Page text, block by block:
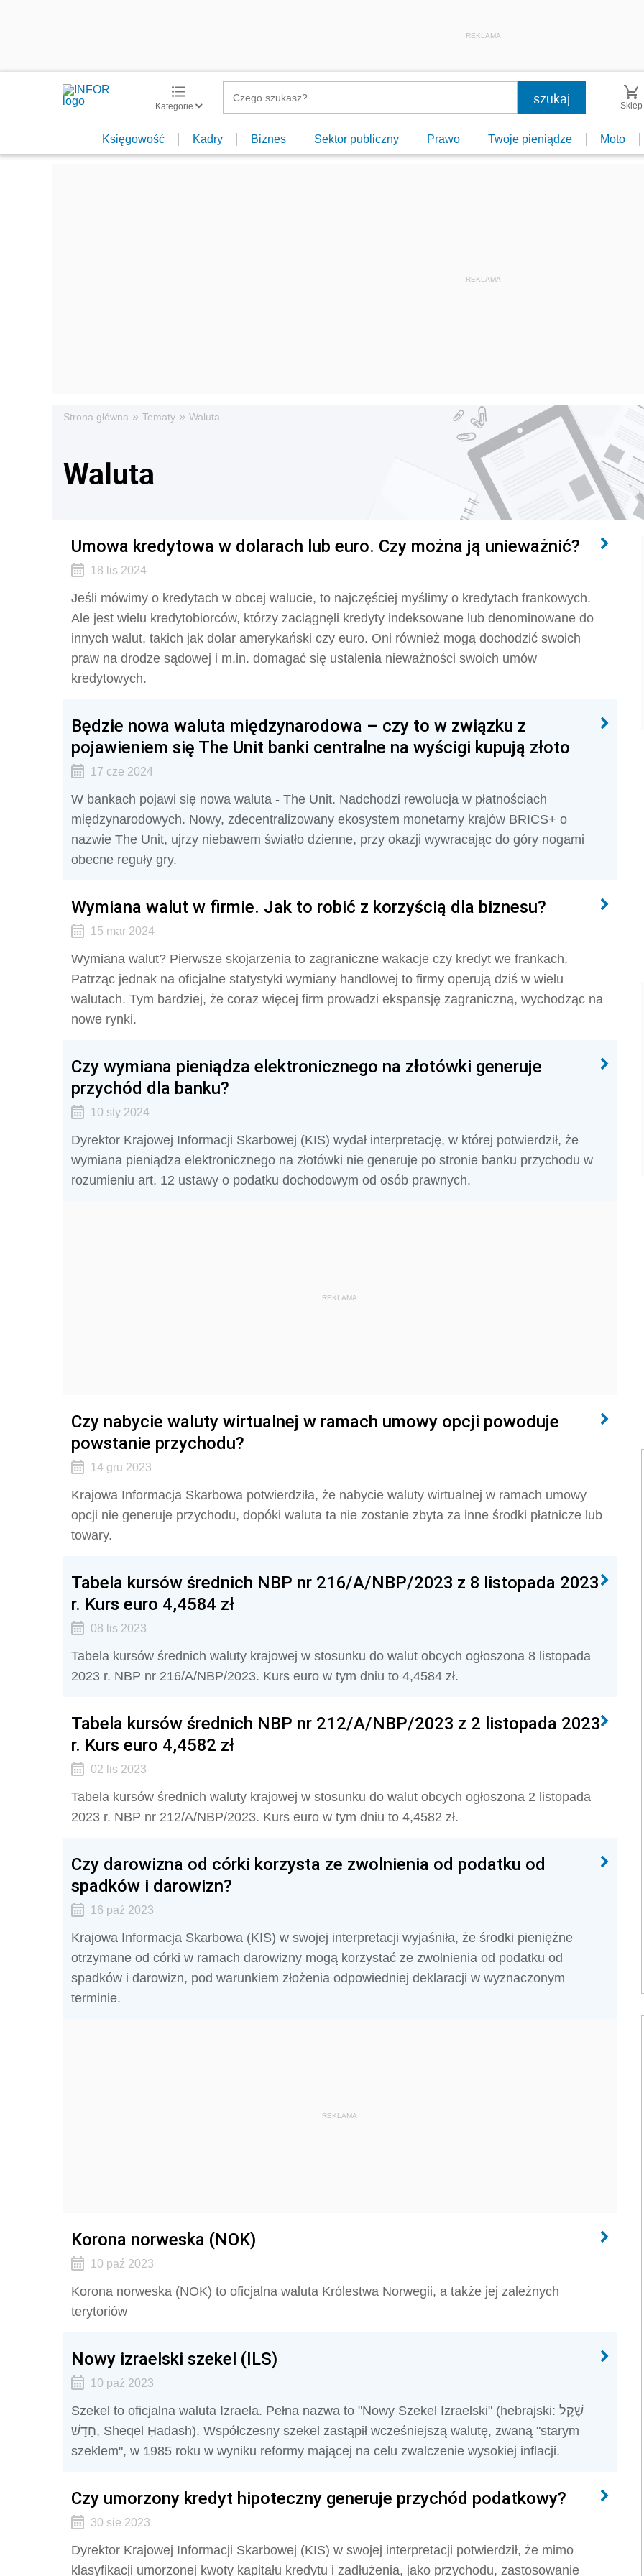
REKLAMA
Kategorie Sklep
Księgowość Kadry Biznes Sektor publiczny Prawo Twoje pieniądze Moto
Strona główna » Tematy » Waluta
Waluta
Umowa kredytowa w dolarach lub euro. Czy można ją unieważnić?
18 lis 2024
Jeśli mówimy o kredytach w obcej walucie, to najczęściej myślimy o kredytach frankowych.
Ale jest wielu kredytobiorców, którzy zaciągnęli kredyty indeksowane lub denominowane do
innych walut, takich jak dolar amerykański czy euro. Oni również mogą dochodzić swoich
praw na drodze sądowej i m.in. domagać się ustalenia nieważności swoich umów
kredytowych.
Będzie nowa waluta międzynarodowa – czy to w związku z
pojawieniem się The Unit banki centralne na wyścigi kupują złoto
17 cze 2024
W bankach pojawi się nowa waluta - The Unit. Nadchodzi rewolucja w płatnościach
międzynarodowych. Nowy, zdecentralizowany ekosystem monetarny krajów BRICS+ o
nazwie The Unit, ujrzy niebawem światło dzienne, przy okazji wywracając do góry nogami
obecne reguły gry.
Wymiana walut w firmie. Jak to robić z korzyścią dla biznesu?
15 mar 2024
Wymiana walut? Pierwsze skojarzenia to zagraniczne wakacje czy kredyt we frankach.
Patrząc jednak na oficjalne statystyki wymiany handlowej to firmy operują dziś w wielu
walutach. Tym bardziej, że coraz więcej firm prowadzi ekspansję zagraniczną, wychodząc na
nowe rynki.
Czy wymiana pieniądza elektronicznego na złotówki generuje
przychód dla banku?
10 sty 2024
Dyrektor Krajowej Informacji Skarbowej (KIS) wydał interpretację, w której potwierdził, że
wymiana pieniądza elektronicznego na złotówki nie generuje po stronie banku przychodu w
rozumieniu art. 12 ustawy o podatku dochodowym od osób prawnych.
REKLAMA
Czy nabycie waluty wirtualnej w ramach umowy opcji powoduje
powstanie przychodu?
14 gru 2023
Krajowa Informacja Skarbowa potwierdziła, że nabycie waluty wirtualnej w ramach umowy
opcji nie generuje przychodu, dopóki waluta ta nie zostanie zbyta za inne środki płatnicze lub
towary.
Tabela kursów średnich NBP nr 216/A/NBP/2023 z 8 listopada 2023
r. Kurs euro 4,4584 zł
08 lis 2023
Tabela kursów średnich waluty krajowej w stosunku do walut obcych ogłoszona 8 listopada
2023 r. NBP nr 216/A/NBP/2023. Kurs euro w tym dniu to 4,4584 zł.
Tabela kursów średnich NBP nr 212/A/NBP/2023 z 2 listopada 2023
r. Kurs euro 4,4582 zł
02 lis 2023
Tabela kursów średnich waluty krajowej w stosunku do walut obcych ogłoszona 2 listopada
2023 r. NBP nr 212/A/NBP/2023. Kurs euro w tym dniu to 4,4582 zł.
Czy darowizna od córki korzysta ze zwolnienia od podatku od
spadków i darowizn?
16 paź 2023
Krajowa Informacja Skarbowa (KIS) w swojej interpretacji wyjaśniła, że środki pieniężne
otrzymane od córki w ramach darowizny mogą korzystać ze zwolnienia od podatku od
spadków i darowizn, pod warunkiem złożenia odpowiedniej deklaracji w wyznaczonym
terminie.
REKLAMA
Korona norweska (NOK)
10 paź 2023
Korona norweska (NOK) to oficjalna waluta Królestwa Norwegii, a także jej zależnych
terytoriów
Nowy izraelski szekel (ILS)
10 paź 2023
Szekel to oficjalna waluta Izraela. Pełna nazwa to "Nowy Szekel Izraelski" (hebrajski: שֶׁקֶל
חָדָשׁ‎, Sheqel Ḥadash). Współczesny szekel zastąpił wcześniejszą walutę, zwaną "starym
szeklem", w 1985 roku w wyniku reformy mającej na celu zwalczenie wysokiej inflacji.
Czy umorzony kredyt hipoteczny generuje przychód podatkowy?
30 sie 2023
Dyrektor Krajowej Informacji Skarbowej (KIS) w swojej interpretacji potwierdził, że mimo
klasyfikacji umorzonej kwoty kapitału kredytu i zadłużenia, jako przychodu, zastosowanie